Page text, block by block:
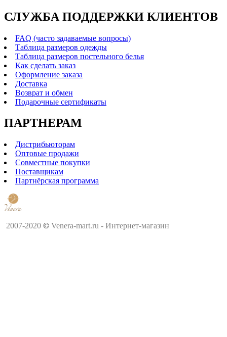
СЛУЖБА ПОДДЕРЖКИ КЛИЕНТОВ
FAQ (часто задаваемые вопросы)
Таблица размеров одежды
Таблица размеров постельного белья
Как сделать заказ
Оформление заказа
Доставка
Возврат и обмен
Подарочные сертификаты
ПАРТНЕРАМ
Дистрибьюторам
Оптовые продажи
Совместные покупки
Поставщикам
Партнёрская программа
2007-2020 © Venera-mart.ru - Интернет-магазин